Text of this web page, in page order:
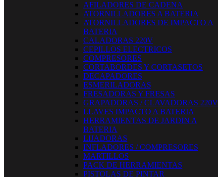
AFILADORES DE CADENA
ATORNILLADORES A BATERIA
ATORNILLADORES DE IMPACTO A
BATERIA
CALADORAS 220V
CEPILLOS ELECTRICOS
COMPRESORES
CORTABORDES Y CORTASETOS
DECAPADORES
ESMERILADORAS
FRESADORAS Y FRESAS
GRAPADORAS / CLAVADORAS 220V
LLAVES IMPACTO A BATERIA
HERRAMIENTAS DE JARDIN A
BATERIA
LIJADORAS
INFLADORES / COMPRESORES
MARTILLOS
PACK DE HERRAMIENTAS
PISTOLAS DE PINTAR